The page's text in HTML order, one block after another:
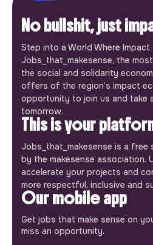
No bullshit, just
Step into a World Where Impact
Jobs_that_makesense, the
the social and solidarity
offers of the region’s impact
opportunity to join us and take
tomorrow.
This is your
Jobs_that_makesense is a
by the makesense association.
accelerate your projects and
more respectful, inclusive and
Our mobile app
Get jobs that make sense on
miss an opportunity.